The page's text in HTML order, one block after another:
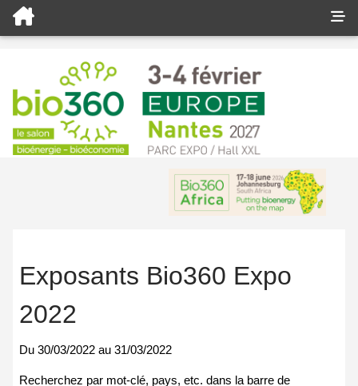
Exposants Bio360 Expo
2022
Du 30/03/2022 au 31/03/2022